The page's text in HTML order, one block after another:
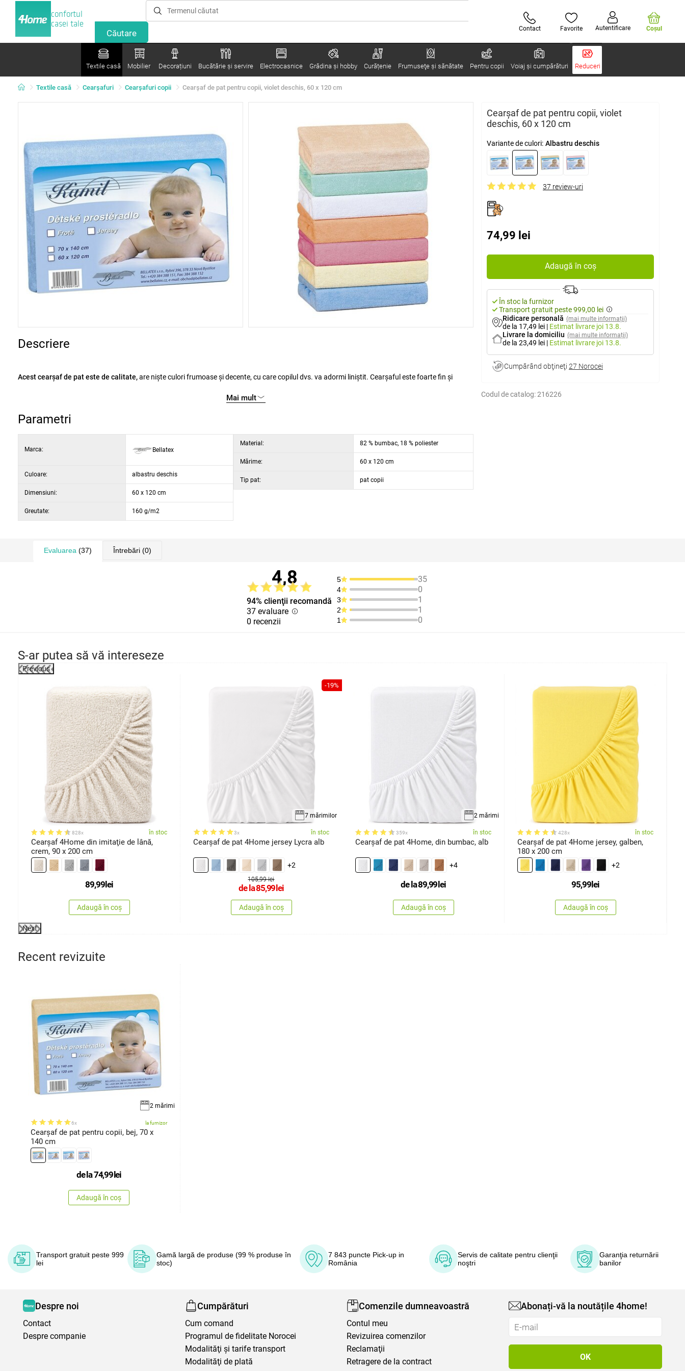
confortul
casei tale
Contact Favorite Autentificare Coşul
Textile casă Mobilier Decorațiuni Bucătărie și servire Electrocasnice Grădina şi hobby Curățenie Frumuseţe şi sănătate Pentru copii Voiaj și cumpărături Reduceri
Textile casă Cearșafuri Cearşafuri copii Cearşaf de pat pentru copii, violet deschis, 60 x 120 cm
Cearşaf de pat pentru copii, violet
deschis, 60 x 120 cm
Variante de culori: Albastru deschis
37 review-uri
74,99 lei
Adaugă în coș
În stoc la furnizor
Transport gratuit peste 999,00 lei
Ridicare personală (mai multe informații)
de la 17,49 lei | Estimat livrare joi 13.8.
Livrare la domiciliu (mai multe informații)
de la 23,49 lei | Estimat livrare joi 13.8.
Cumpărând obţineţi 27 Norocei
Codul de catalog:216226
Descriere
Acest cearşaf de pat este de calitate,
Mai mult
Parametri
Marca: Bellatex
Culoare: albastru deschis
Dimensiuni: 60 x 120 cm
Greutate: 160 g/m2
Material: 82 % bumbac, 18 % poliester
Mărime: 60 x 120 cm
Tip pat: pat copii
Evaluarea (37) Întrebări (0)
4,8
94% clienţii recomandă
37 evaluare
0 recenzii
5 35
4 0
3 1
2 1
1 0
S-ar putea să vă intereseze
Previous
828x în stoc
Cearşaf 4Home din imitaţie de lână,
crem, 90 x 200 cm
89,99lei
Adaugă în coș
-19%
7 mărimilor
3x în stoc
Cearșaf de pat 4Home jersey Lycra alb
+2
105,99 lei
de la85,99lei
Adaugă în coș
2 mărimi
359x în stoc
Cearșaf de pat 4Home, din bumbac, alb
+4
de la89,99lei
Adaugă în coș
428x în stoc
Cearşaf de pat 4Home jersey, galben,
180 x 200 cm
+2
95,99lei
Adaugă în coș
Next
Recent revizuite
2 mărimi
6x la furnizor
Cearşaf de pat pentru copii, bej, 70 x
140 cm
de la74,99lei
Adaugă în coș
Transport gratuit peste 999
lei
Gamă largă de produse (99 % produse în
stoc)
7 843 puncte Pick-up in
România
Servis de calitate pentru clienţii
noştri
Garanţia returnării
banilor
Despre noi
Contact
Despre companie
Cumpărături
Cum comand
Programul de fidelitate Norocei
Modalităţi şi tarife transport
Modalităţi de plată
Comenzile dumneavoastră
Contul meu
Revizuirea comenzilor
Reclamaţii
Retragere de la contract
Abonați-vă la noutățile 4home!